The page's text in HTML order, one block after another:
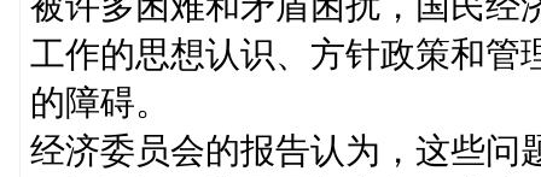
工作的思想认识、方针政策和管
的障碍。
经济委员会的报告认为，这些问